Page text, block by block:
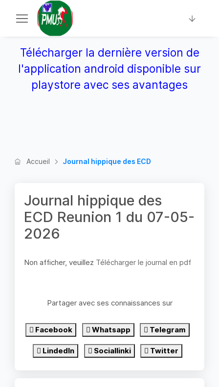
Télécharger la dernière version de
l'application android disponible sur
playstore avec ses avantages
Accueil Journal hippique des ECD
Journal hippique des
ECD Reunion 1 du 07-05-
2026
Non afficher, veuillez Télécharger le journal en pdf
Partager avec ses connaissances sur
Facebook Whatsapp Telegram
LindedIn Sociallinki Twitter